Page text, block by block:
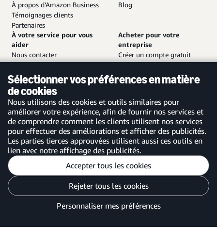
Sélectionner vos préférences en matière
de cookies
Nous utilisons des cookies et outils similaires pour
améliorer votre expérience, afin de fournir nos services et
de comprendre comment les clients utilisent nos services
pour effectuer des améliorations et afficher des publicités.
Les parties tierces approuvées utilisent aussi ces outils en
lien avec notre affichage des publicités.
Accepter tous les cookies
Rejeter tous les cookies
Personnaliser mes préférences
À propos d’Amazon Business
Témoignages clients
Partenaires
Blog
À votre service pour vous
aider
Nous contacter
Service client et assistance
Plan de site
Acheter pour votre
entreprise
Créer un compte gratuit
Se connecter à votre compte
Application mobile Amazon
Business
France
Personnaliser mes préférences
Avis de confidentialité
Vos options de confidentialité des publicités